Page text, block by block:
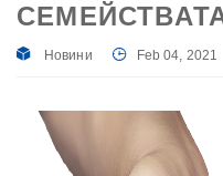
Новини Feb 04, 2021